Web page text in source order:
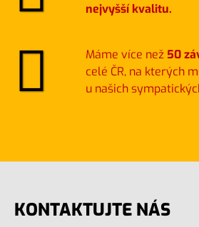
nejvyšší kvalitu.
Máme více než 50
celé ČR, na kterých
u našich
KONTAKTUJTE NÁS